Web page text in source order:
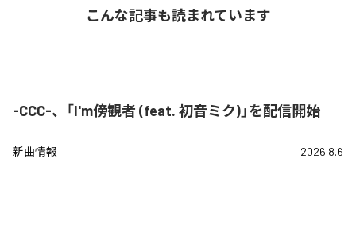
こんな記事も読まれています
-CCC-、「I'm傍観者 (feat. 初音ミク)」を配信開始
新曲情報 2026.8.6